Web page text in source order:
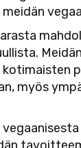
kotimaisten
myös